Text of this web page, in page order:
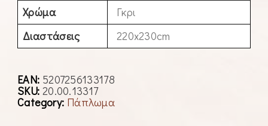
Χρώμα
Γκρι
Διαστάσεις
220x230cm
EAN: 5207256133178
SKU: 20.00.13317
Category: Πάπλωμα